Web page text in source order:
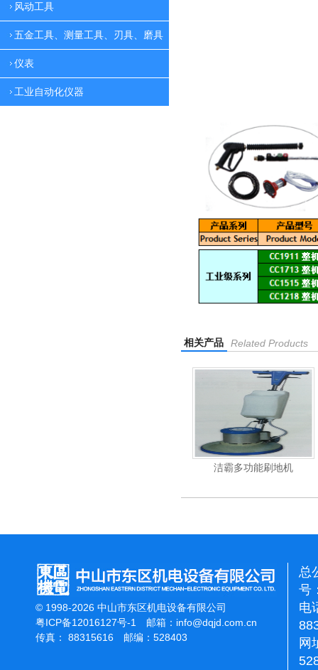
风动工具
五金工具、测量工具、刃具、磨具
仪表
工业自动化仪器
相关产品 Related Products
洁霸多功能刷地机
© 1998-2026 中山市东区机电设备有限公司
粤ICP备12016127号-1
邮箱： info@dqjd.com.cn
传真： 88315616 邮编：528403
总
号
电
网